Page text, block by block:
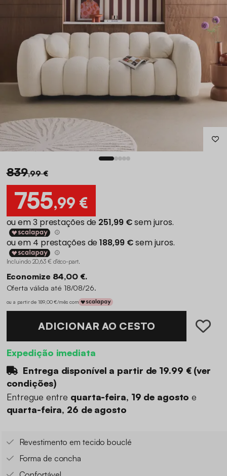
839,99 €
755,99 €
Incluindo 20,63 € d'éco-part.
Economize 84,00 €.
Oferta válida até 18/08/26.
ADICIONAR AO CESTO
Expedição imediata
Entrega disponível a partir de
Entregue entrequarta-feira, 19 de agosto
quarta-feira, 26 de agosto